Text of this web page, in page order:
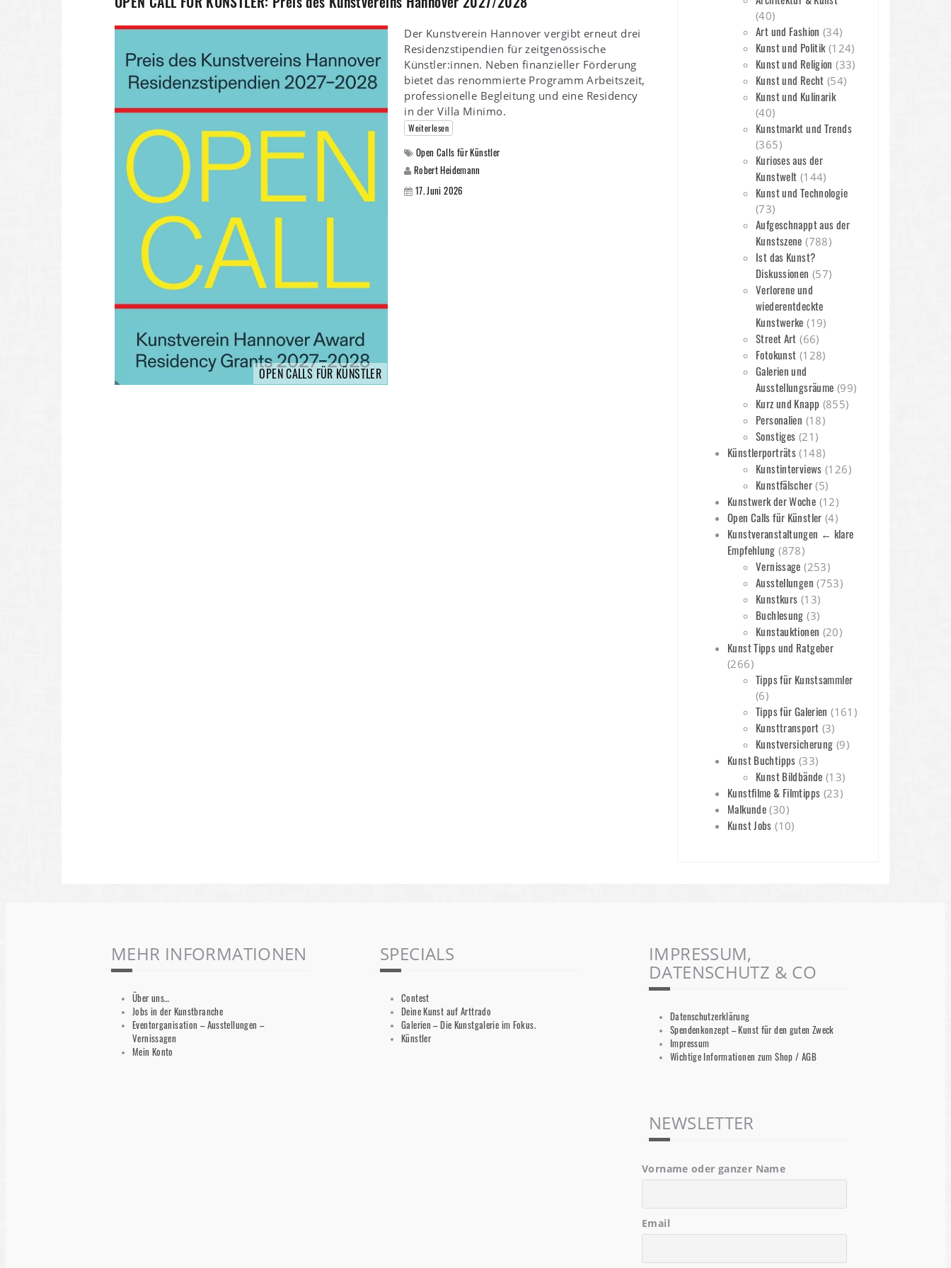
OPEN CALLS FÜR KÜNSTLER
Der Kunstverein Hannover vergibt erneut drei
Residenzstipendien für zeitgenössische
Künstler:innen. Neben finanzieller Förderung
bietet das renommierte Programm Arbeitszeit,
professionelle Begleitung und eine Residency
in der Villa Minimo.
Weiterlesen
Open Calls für Künstler
Robert Heidemann
17. Juni 2026
(40)
Art und Fashion (34)
Kunst und Politik(124)
Kunst und Religion (33)
Kunst und Recht (54)
Kunst und Kulinarik
(40)
Kunstmarkt und Trends
(365)
Kurioses aus der
Kunstwelt (144)
Kunst und Technologie
(73)
Aufgeschnappt aus der
Kunstszene (788)
Ist das Kunst?
Diskussionen (57)
Verlorene und
wiederentdeckte
Kunstwerke (19)
Street Art (66)
Fotokunst (128)
Galerien und
Ausstellungsräume (99)
Kurz und Knapp (855)
Personalien (18)
Sonstiges (21)
Künstlerporträts (148)
Kunstinterviews (126)
Kunstfälscher(5)
Kunstwerk der Woche (12)
Open Calls für Künstler (4)
Kunstveranstaltungen ← klare
Empfehlung (878)
Vernissage (253)
Ausstellungen (753)
Kunstkurs (13)
Buchlesung (3)
Kunstauktionen (20)
Kunst Tipps und Ratgeber
(266)
Tipps für Kunstsammler
(6)
Tipps für Galerien (161)
Kunsttransport (3)
Kunstversicherung (9)
Kunst Buchtipps (33)
Kunst Bildbände (13)
Kunstfilme & Filmtipps (23)
Malkunde (30)
Kunst Jobs (10)
MEHR INFORMATIONEN
Über uns…
Jobs in der Kunstbranche
Eventorganisation – Ausstellungen –
Vernissagen
Mein Konto
SPECIALS
Contest
Deine Kunst auf Arttrado
Galerien – Die Kunstgalerie im Fokus.
Künstler
IMPRESSUM,
DATENSCHUTZ & CO
Datenschutzerklärung
Spendenkonzept – Kunst für den guten Zweck
Impressum
Wichtige Informationen zum Shop / AGB
NEWSLETTER
Vorname oder ganzer Name
Email